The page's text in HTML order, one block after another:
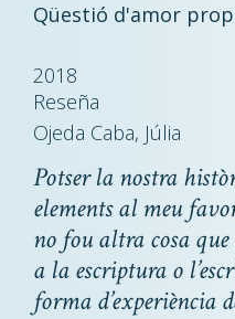
Qüestió d'amor
2018
Reseña
Ojeda Caba, Júlia
Potser la nostra
elements al meu
no fou altra cosa
a la escriptura o
forma d’experiència